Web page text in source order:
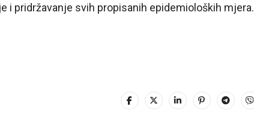
i pridržavanje svih propisanih epidemioloških mjera.